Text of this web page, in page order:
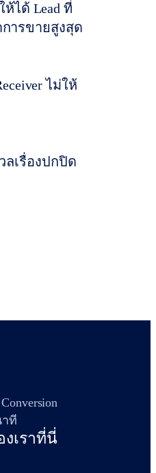
ห้ได้ Lead ที่
ารขายสูงสุด
ไม่ให้
เรื่องปกปิด
าที
งเราที่นี่